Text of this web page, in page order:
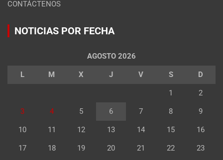
CONTÁCTENOS
NOTICIAS POR FECHA
AGOSTO 2026
L M X J V S D
1 2
3 4 5 6 7 8 9
10 11 12 13 14 15 16
17 18 19 20 21 22 23